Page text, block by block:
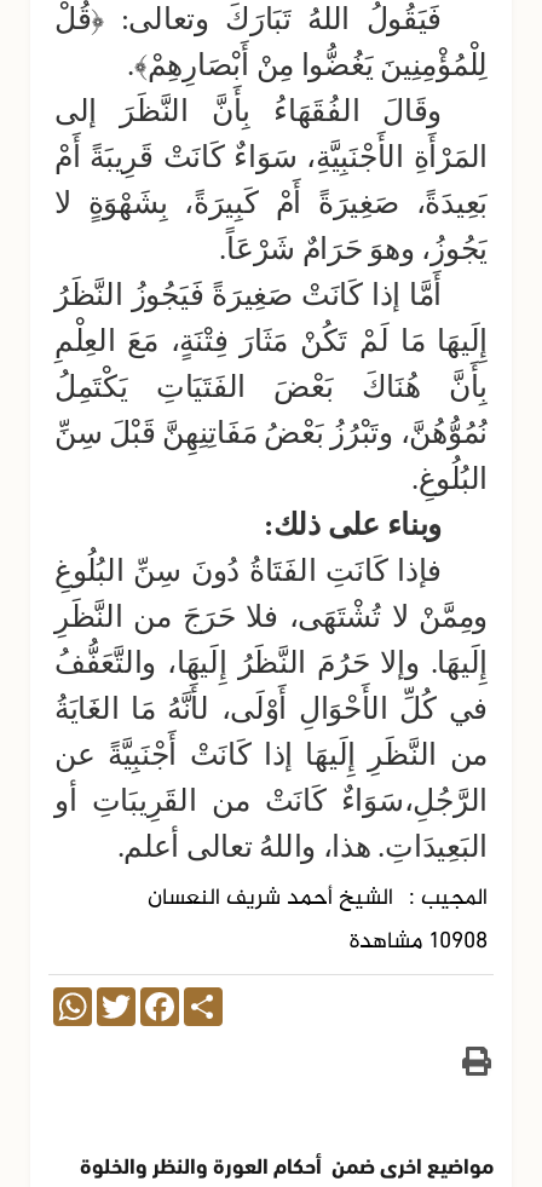
فَيَقُولُ اللهُ تَبَارَكَ وتعالى: ﴿قُلْ
لِلْمُؤْمِنِينَ يَغُضُّوا مِنْ أَبْصَارِهِمْ﴾.
وقَالَ الفُقَهَاءُ بِأَنَّ النَّظَرَ إلى
المَرْأَةِ الأَجْنَبِيَّةِ، سَوَاءٌ كَانَتْ قَرِيبَةً أَمْ
بَعِيدَةً، صَغِيرَةً أَمْ كَبِيرَةً، بِشَهْوَةٍ لا
يَجُوزُ، وهوَ حَرَامٌ شَرْعَاً.
أَمَّا إذا كَانَتْ صَغِيرَةً فَيَجُوزُ النَّظَرُ
إِلَيهَا مَا لَمْ تَكُنْ مَثَارَ فِتْنَةٍ، مَعَ العِلْمِ
بِأَنَّ هُنَاكَ بَعْضَ الفَتَيَاتِ يَكْتَمِلُ
نُمُوُّهُنَّ، وتَبْرُزُ بَعْضُ مَفَاتِنِهِنَّ قَبْلَ سِنِّ
البُلُوغِ.
وبناء على ذلك:
فإذا كَانَتِ الفَتَاةُ دُونَ سِنِّ البُلُوغِ
ومِمَّنْ لا تُشْتَهَى، فلا حَرَجَ من النَّظَرِ
إِلَيهَا. وإلا حَرُمَ النَّظَرُ إِلَيهَا، والتَّعَفُّفُ
في كُلِّ الأَحْوَالِ أَوْلَى، لأَنَّهُ مَا الغَايَةُ
من النَّظَرِ إِلَيهَا إذا كَانَتْ أَجْنَبِيَّةً عن
الرَّجُلِ،سَوَاءٌ كَانَتْ من القَرِيبَاتِ أو
البَعِيدَاتِ. هذا، واللهُ تعالى أعلم.
المجيب : الشيخ أحمد شريف النعسان
10908 مشاهدة
Share
Facebook
Twitter
WhatsApp
مواضيع اخرى ضمن أحكام العورة والنظر والخلوة